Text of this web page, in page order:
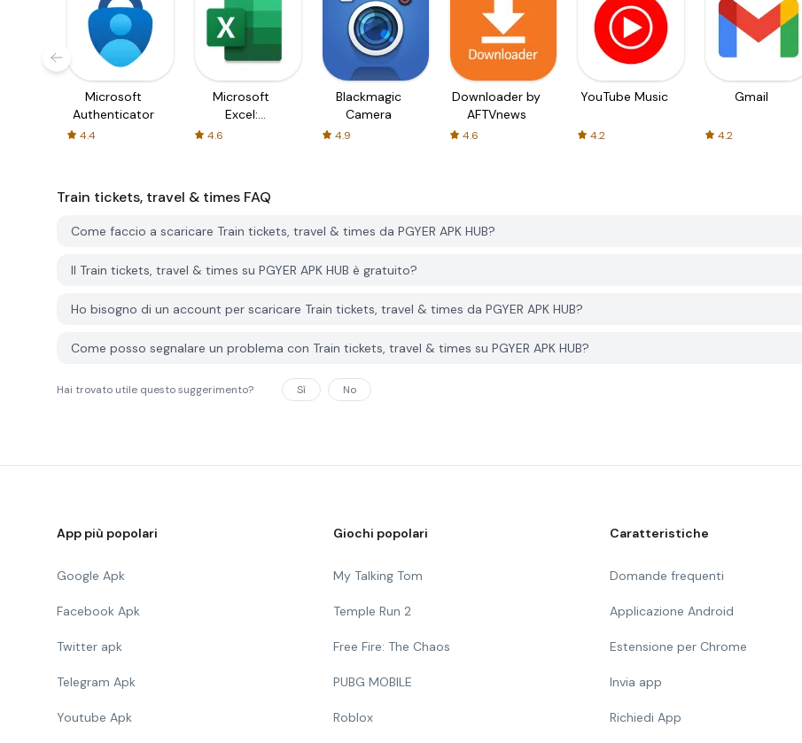
Microsoft
Authenticator
4.4
Microsoft
Excel:
Spreadsheets
4.6
Blackmagic
Camera
4.9
Downloader by
AFTVnews
4.6
YouTube Music
4.2
Gmail
4.2
Train tickets, travel & times FAQ
Come faccio a scaricare Train tickets, travel & times da PGYER APK HUB?
Il Train tickets, travel & times su PGYER APK HUB è gratuito?
Ho bisogno di un account per scaricare Train tickets, travel & times da PGYER APK HUB?
Come posso segnalare un problema con Train tickets, travel & times su PGYER APK HUB?
Hai trovato utile questo suggerimento? Sì No
App più popolari
Google Apk
Facebook Apk
Twitter apk
Telegram Apk
Youtube Apk
Giochi popolari
My Talking Tom
Temple Run 2
Free Fire: The Chaos
PUBG MOBILE
Roblox
Caratteristiche
Domande frequenti
Applicazione Android
Estensione per Chrome
Invia app
Richiedi App